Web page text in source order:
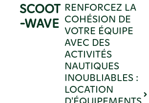
SCOOT
-WAVE
RENFORCEZ LA
COHÉSION DE
VOTRE ÉQUIPE
AVEC DES
ACTIVITÉS
NAUTIQUES
INOUBLIABLES :
LOCATION